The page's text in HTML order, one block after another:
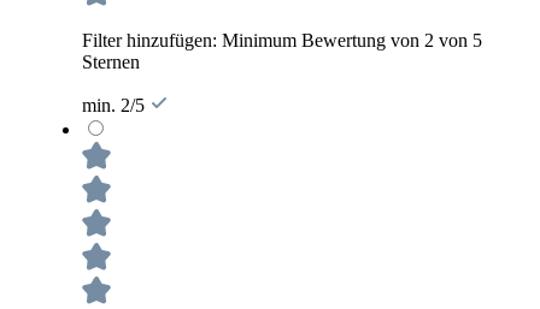
Filter hinzufügen: Minimum Bewertung von 2 von 5
Sternen
min. 2/5